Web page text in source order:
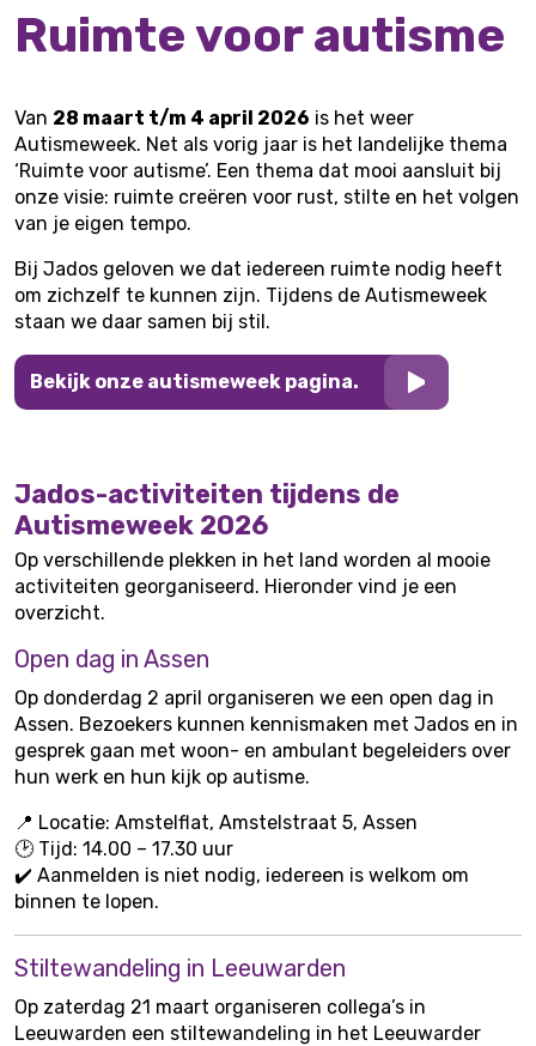
Ruimte voor autisme
Van 28 maart t/m 4 april 2026 is het weer
Autismeweek. Net als vorig jaar is het landelijke thema
‘Ruimte voor autisme’. Een thema dat mooi aansluit bij
onze visie: ruimte creëren voor rust, stilte en het volgen
van je eigen tempo.
Bij Jados geloven we dat iedereen ruimte nodig heeft
om zichzelf te kunnen zijn. Tijdens de Autismeweek
staan we daar samen bij stil.
Bekijk onze autismeweek pagina.
Jados-activiteiten tijdens de
Autismeweek 2026
Op verschillende plekken in het land worden al mooie
activiteiten georganiseerd. Hieronder vind je een
overzicht.
Open dag in Assen
Op donderdag 2 april organiseren we een open dag in
Assen. Bezoekers kunnen kennismaken met Jados en in
gesprek gaan met woon- en ambulant begeleiders over
hun werk en hun kijk op autisme.
📍 Locatie: Amstelflat, Amstelstraat 5, Assen
🕑 Tijd: 14.00 – 17.30 uur
✔️ Aanmelden is niet nodig, iedereen is welkom om
binnen te lopen.
Stiltewandeling in Leeuwarden
Op zaterdag 21 maart organiseren collega’s in
Leeuwarden een stiltewandeling in het Leeuwarder